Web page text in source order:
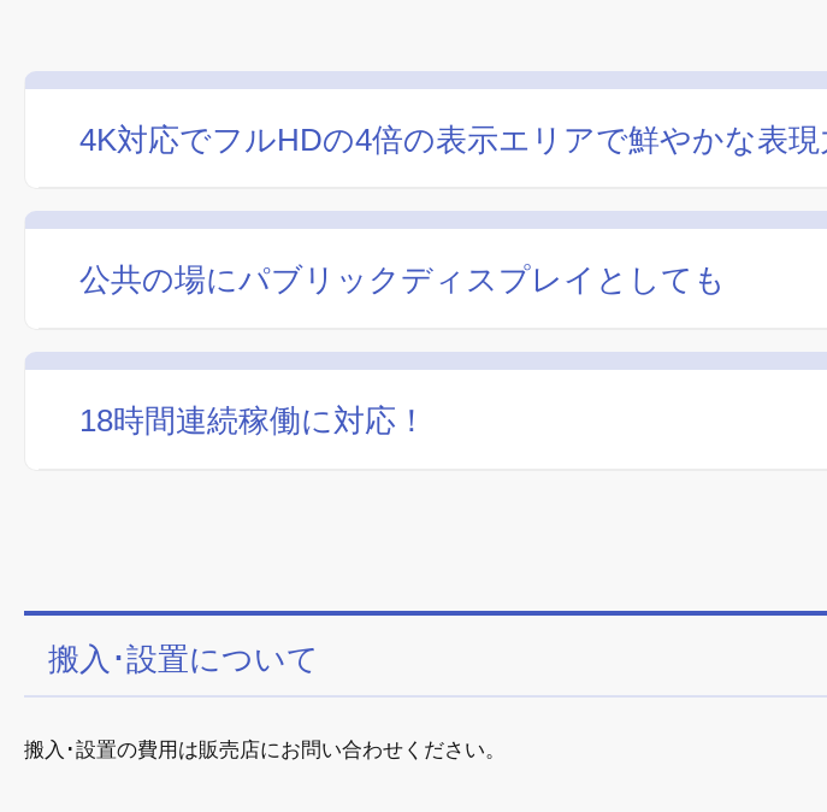
4K対応でフルHDの4倍の表示エリアで鮮やかな表現
公共の場にパブリックディスプレイとしても
18時間連続稼働に対応！
搬入･設置について
搬入･設置の費用は販売店にお問い合わせください。